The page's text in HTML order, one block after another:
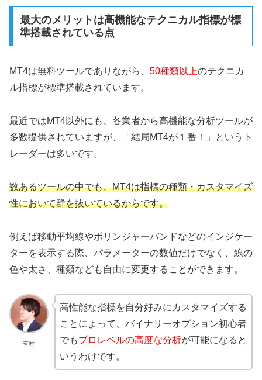
最大のメリットは高機能なテクニカル指標が標
準搭載されている点
MT4は無料ツールでありながら、 50種類以上のテクニカ
ル指標が標準搭載されています。
最近ではMT4以外にも、各業者から高機能な分析ツールが
多数提供されていますが、「結局MT4が１番！」というト
レーダーは多いです。
数あるツールの中でも、MT4は指標の種類・カスタマイズ
性において群を抜いているからです。
例えば移動平均線やボリンジャーバンドなどのインジケー
ターを表示する際、パラメーターの数値だけでなく、線の
色や太さ、種類なども自由に変更することができます。
有村
高性能な指標を自分好みにカスタマイズする
ことによって、バイナリーオプション初心者
でもプロレベルの高度な分析が可能になると
いうわけです。